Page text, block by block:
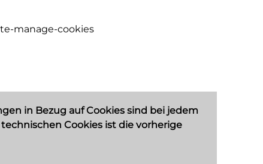
manage-cookies
in Bezug auf Cookies sind bei jedem
Cookies ist die vorherige